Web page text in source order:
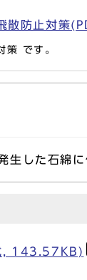
散防止対策
です。
した石綿
, 143.57KB)